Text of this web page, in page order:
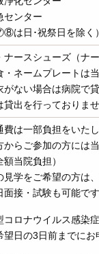
ンター
は日･祝祭日を除く）
ナースシューズ（ナ
ネームプレートは
ない場合は病院で
出を行っておりま
費は一部負担をいたし
からご参加の方には
額当院負担）
見学をご希望の方は
面接・試験も可能です
ロナウイルス感染
日の3日前までにお